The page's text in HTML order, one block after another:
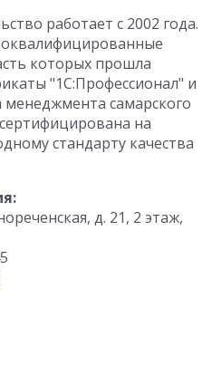
работает с 2002 года.
которых прошла
"1С:Профессионал" и
менеджмента самарского
на
стандарту качества
д. 21, 2 этаж,